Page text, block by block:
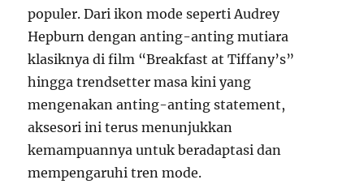
populer. Dari ikon mode seperti Audrey
Hepburn dengan anting-anting mutiara
klasiknya di film “Breakfast at Tiffany’s”
hingga trendsetter masa kini yang
mengenakan anting-anting statement,
aksesori ini terus menunjukkan
kemampuannya untuk beradaptasi dan
mempengaruhi tren mode.